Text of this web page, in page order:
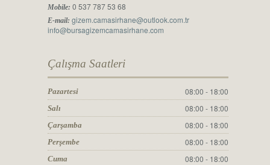
Mobile: 0 537 787 53 68
E-mail: gizem.camasirhane@outlook.com.tr
info@bursagizemcamasirhane.com
Çalışma Saatleri
Pazartesi 08:00 - 18:00
Salı 08:00 - 18:00
Çarşamba 08:00 - 18:00
Perşembe 08:00 - 18:00
Cuma 08:00 - 18:00